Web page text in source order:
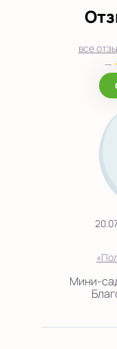
все
—
Мини-